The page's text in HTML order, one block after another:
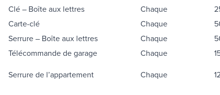
Clé – Boîte aux lettres
Chaque
Carte-clé
Chaque
Serrure – Boîte aux lettres
Chaque
Télécommande de garage
Chaque
Serrure de l’appartement
Chaque